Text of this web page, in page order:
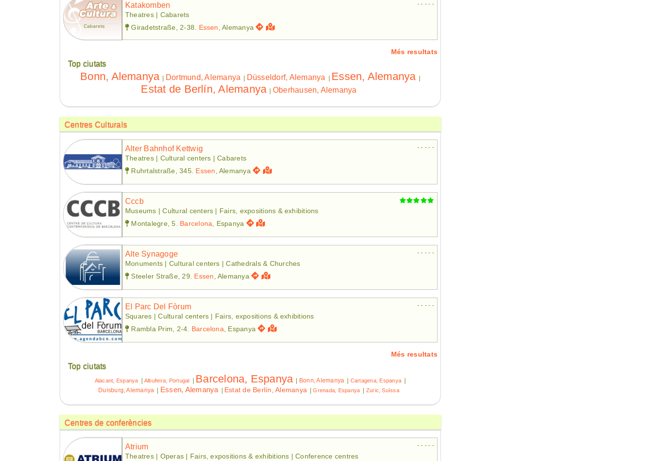
Cabarets
Katakomben - - - - -
Theatres | Cabarets
Giradetstraße, 2-38. Essen , Alemanya
Més resultats
Top ciutats
Bonn, Alemanya Dortmund, Alemanya Düsseldorf, Alemanya Essen, Alemanya
Estat de Berlín, Alemanya Oberhausen, Alemanya
Centres Culturals
Alter Bahnhof Kettwig - - - - -
Theatres | Cultural centers | Cabarets
Ruhrtalstraße, 345. Essen , Alemanya
Cccb
Museums | Cultural centers | Fairs, expositions & exhibitions
Montalegre, 5. Barcelona , Espanya
Alte Synagoge - - - - -
Monuments | Cultural centers | Cathedrals & Churches
Steeler Straße, 29. Essen , Alemanya
El Parc Del Fòrum - - - - -
Squares | Cultural centers | Fairs, expositions & exhibitions
Rambla Prim, 2-4. Barcelona , Espanya
Més resultats
Top ciutats
Alacant, Espanya |Albufeira, Portugal Barcelona, Espanya Bonn, Alemanya Cartagena, Espanya
Duisburg, Alemanya
Essen, Alemanya Estat de Berlín, Alemanya |Grenada, Espanya Zuric, Suïssa
Centres de conferències
Atrium - - - - -
Theatres | Operas | Fairs, expositions & exhibitions | Conference centres